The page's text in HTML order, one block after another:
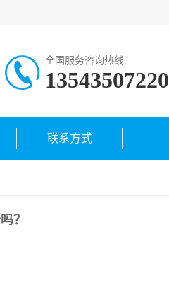
全国服务咨询热线:
13543507220
联系方式
？